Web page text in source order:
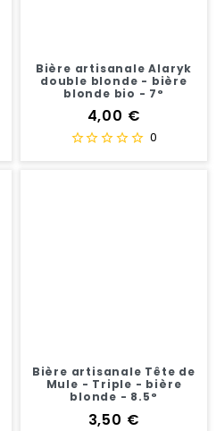
Bière artisanale Alaryk
double blonde - bière
blonde bio - 7°
Prix
4,00 €
0
Bière artisanale Tête de
Mule - Triple - bière
blonde - 8.5°
Prix
3,50 €